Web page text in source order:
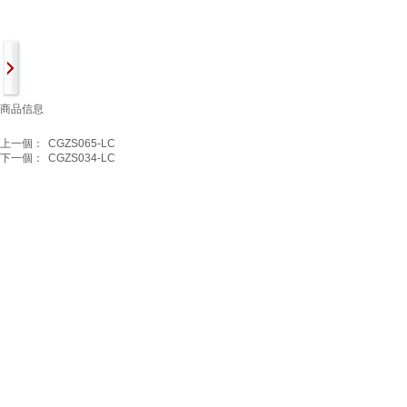
商品信息
上一個：
CGZS065-LC
下一個：
CGZS034-LC